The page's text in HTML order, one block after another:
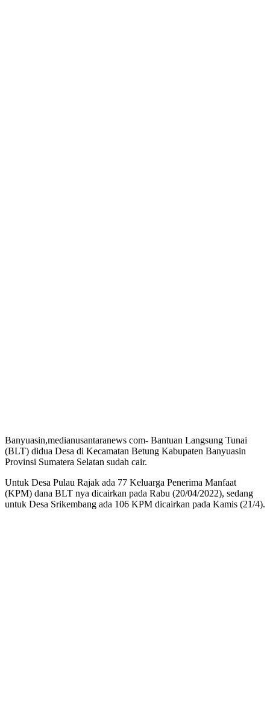
Banyuasin,medianusantaranews com- Bantuan Langsung Tunai
(BLT) didua Desa di Kecamatan Betung Kabupaten Banyuasin
Provinsi Sumatera Selatan sudah cair.
Untuk Desa Pulau Rajak ada 77 Keluarga Penerima Manfaat
(KPM) dana BLT nya dicairkan pada Rabu (20/04/2022), sedang
untuk Desa Srikembang ada 106 KPM dicairkan pada Kamis (21/4).